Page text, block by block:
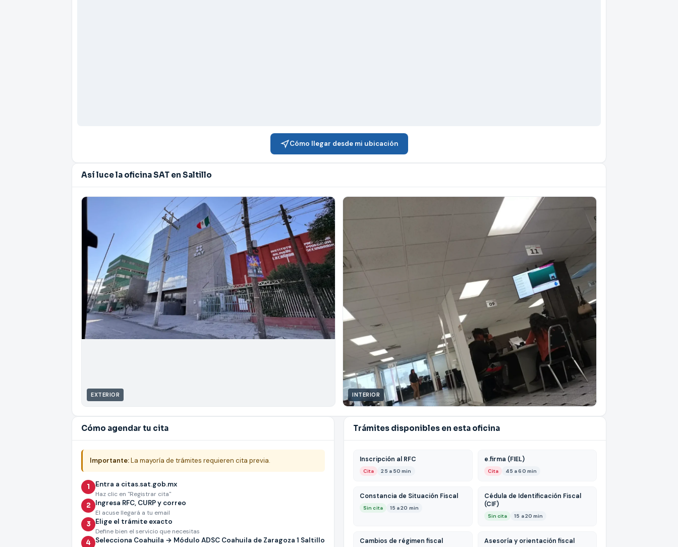
Cómo llegar desde mi ubicación
Así luce la oficina SAT en Saltillo
EXTERIOR INTERIOR
Cómo agendar tu cita
Importante:La mayoría de trámites requieren cita previa.
1 Entra a citas.sat.gob.mx
Haz clic en "Registrar cita"
2 Ingresa RFC, CURP y correo
El acuse llegará a tu email
3 Elige el trámite exacto
Define bien el servicio que necesitas
4 Selecciona Coahuila → Módulo ADSC Coahuila de Zaragoza 1 Saltillo
Trámites disponibles en esta oficina
Inscripción al RFC
Cita 25 a 50 min
e.firma (FIEL)
Cita 45 a 60 min
Constancia de Situación Fiscal
Sin cita 15 a 20 min
Cédula de Identificación Fiscal
(CIF)
Sin cita 15 a 20 min
Cambios de régimen fiscal Asesoría y orientación fiscal